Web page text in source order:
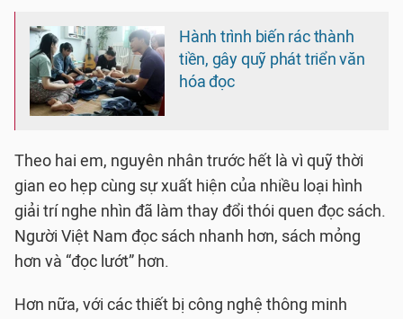
Hành trình biến rác thành
tiền, gây quỹ phát triển văn
hóa đọc
Theo hai em, nguyên nhân trước hết là vì quỹ thời
gian eo hẹp cùng sự xuất hiện của nhiều loại hình
giải trí nghe nhìn đã làm thay đổi thói quen đọc sách.
Người Việt Nam đọc sách nhanh hơn, sách mỏng
hơn và “đọc lướt” hơn.
Hơn nữa, với các thiết bị công nghệ thông minh